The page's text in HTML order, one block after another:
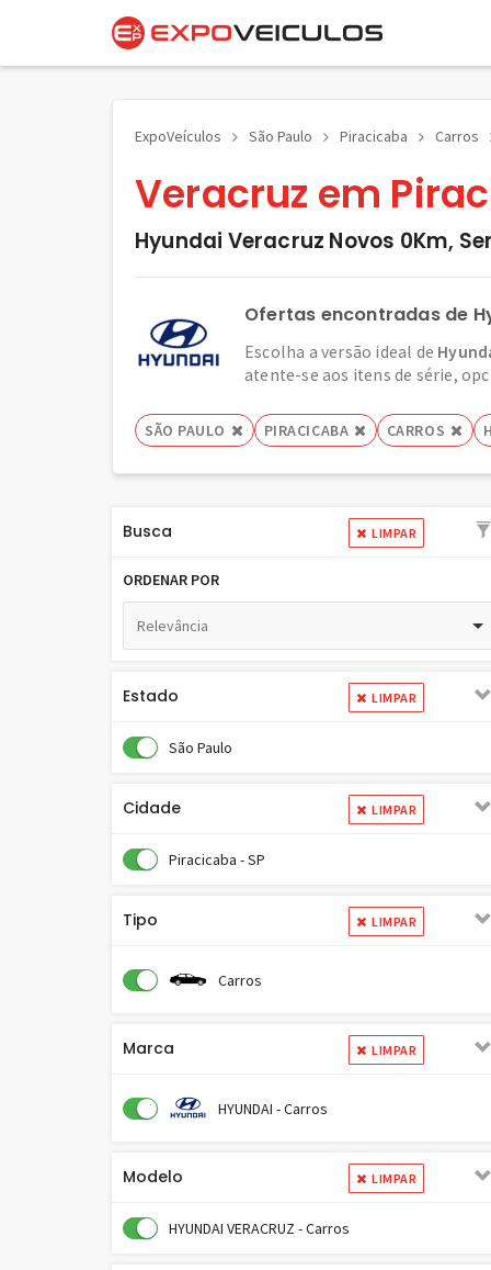
ExpoVeículos São Paulo Piracicaba Carros
Veracruz em
Hyundai Veracruz Novos 0Km,
Ofertas encontradas de
Escolha a versão ideal de
atente-se aos itens de série,
SÃO PAULO PIRACICABA CARROS
Busca LIMPAR
ORDENAR POR
Relevância
Estado LIMPAR
São Paulo
Cidade LIMPAR
Piracicaba - SP
Tipo LIMPAR
Carros
Marca LIMPAR
HYUNDAI - Carros
Modelo LIMPAR
HYUNDAI VERACRUZ - Carros